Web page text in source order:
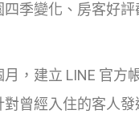
四季變化、房客好
，建立 LINE 官方
對曾經入住的客人